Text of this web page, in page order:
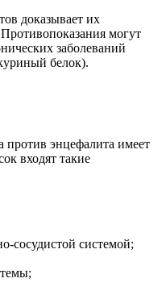
доказывает их
могут
заболеваний
белок).
против энцефалита имеет
входят такие
сосудистой системой;